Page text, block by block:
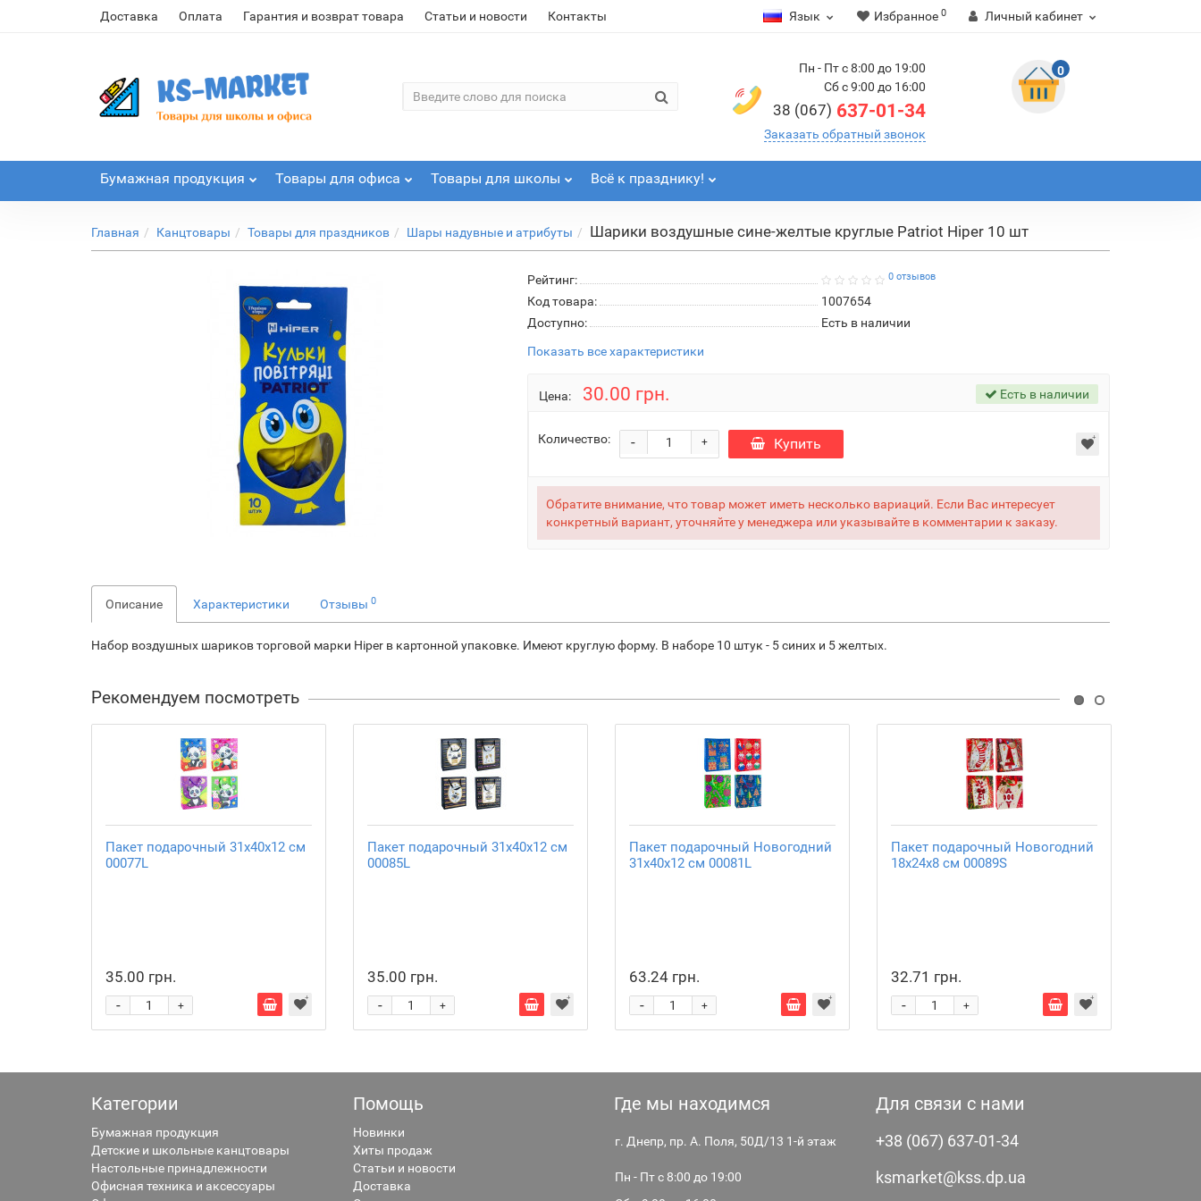
Доставка Оплата Гарантия и возврат товара Статьи и новости Контакты Язык Избранное 0 Личный кабинет
Пн - Пт с 8:00 до 19:00
Сб с 9:00 до 16:00
38 (067) 637-01-34
Заказать обратный звонок
0
Бумажная продукция Товары для офиса Товары для школы Всё к празднику!
Главная Канцтовары Товары для праздников Шары надувные и атрибуты Шарики воздушные сине-желтые круглые Patriot Hiper 10 шт
Рейтинг: 0 отзывов
Код товара:
1007654
Доступно:
Есть в наличии
Показать все характеристики
Цена: 30.00 грн. Есть в наличии
Количество: +
- Купить
Обратите внимание, что товар может иметь несколько вариаций. Если Вас интересует
конкретный вариант, уточняйте у менеджера или указывайте в комментарии к заказу.
Описание Характеристики Отзывы 0
Набор воздушных шариков торговой марки Hiper в картонной упаковке. Имеют круглую форму. В наборе 10 штук - 5 синих и 5 желтых.
Рекомендуем посмотреть
Пакет подарочный 31х40х12 см
00077L
35.00 грн.
+
-
Пакет подарочный 31х40х12 см
00085L
35.00 грн.
+
-
Пакет подарочный Новогодний
31х40х12 см 00081L
63.24 грн.
+
-
Пакет подарочный Новогодний
18х24х8 см 00089S
32.71 грн.
+
-
Категории
Бумажная продукция
Детские и школьные канцтовары
Настольные принадлежности
Офисная техника и аксессуары
Помощь
Новинки
Хиты продаж
Статьи и новости
Доставка
Где мы находимся
г. Днепр, пр. А. Поля, 50Д/13 1-й этаж
Пн - Пт с 8:00 до 19:00
Для связи с нами
+38 (067) 637-01-34
ksmarket@kss.dp.ua